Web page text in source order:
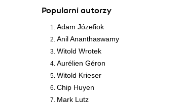
Popularni autorzy
Adam Józefiok
Anil Ananthaswamy
Witold Wrotek
Aurélien Géron
Witold Krieser
Chip Huyen
Mark Lutz